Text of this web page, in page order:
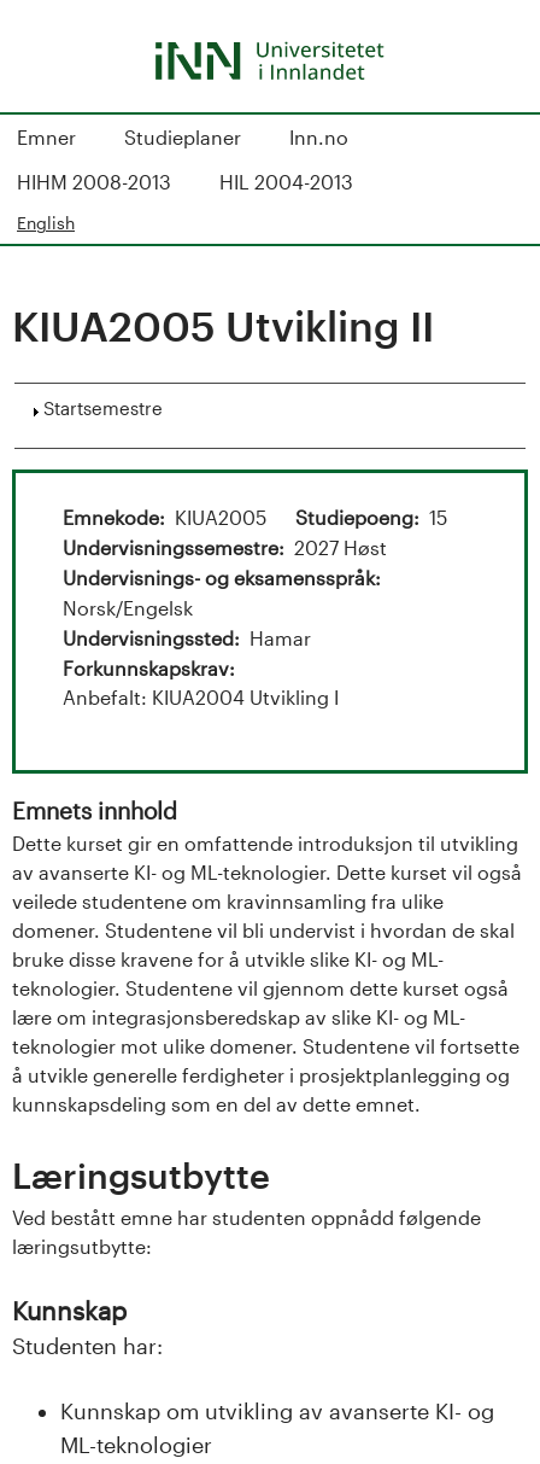
S
u
e
k
a
U
n
v
e
r
s
t
e
t
Emner Studieplaner
Inn.no
HIHM 2008-2013
HIL 2004-2013
English
KIUA2005 Utvikling II
Vis
Startsemestre
Emnekode KIUA2005 Studiepoeng
15
Undervisningssemestre
2027 Høst
Undervisnings- og eksamensspråk
Norsk/Engelsk
Undervisningssted
Hamar
Forkunnskapskrav
Anbefalt: KIUA2004 Utvikling I
Emnets innhold
Dette kurset gir en omfattende introduksjon til utvikling
av avanserte KI- og ML-teknologier. Dette kurset vil også
veilede studentene om kravinnsamling fra ulike
domener. Studentene vil bli undervist i hvordan de skal
bruke disse kravene for å utvikle slike KI- og ML-
teknologier. Studentene vil gjennom dette kurset også
lære om integrasjonsberedskap av slike KI- og ML-
teknologier mot ulike domener. Studentene vil fortsette
å utvikle generelle ferdigheter i prosjektplanlegging og
kunnskapsdeling som en del av dette emnet.
Læringsutbytte
Ved bestått emne har studenten oppnådd følgende
læringsutbytte:
Kunnskap
Studenten har:
Kunnskap om utvikling av avanserte KI- og
ML-teknologier